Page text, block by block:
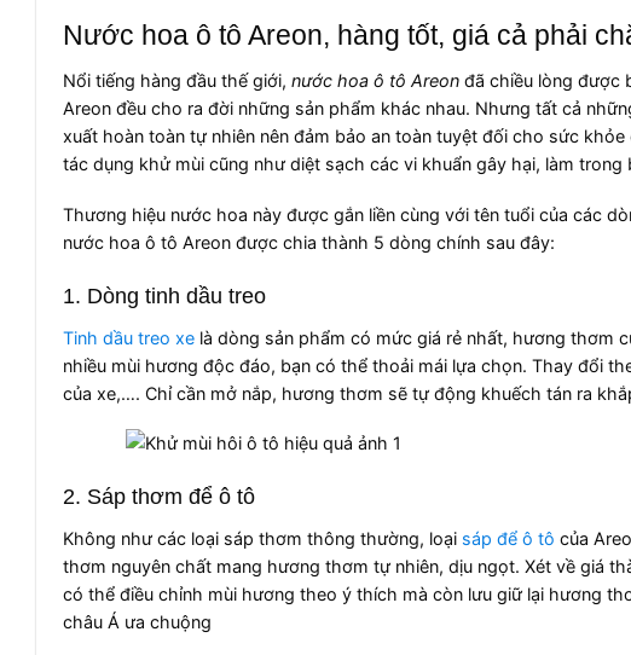
Nước hoa ô tô Areon, hàng tốt, giá cả phải
Nổi tiếng hàng đầu thế giới, nước hoa ô tô Areonđã chiều lòng được
Areon đều cho ra đời những sản phẩm khác nhau. Nhưng tất cả
xuất hoàn toàn tự nhiên nên đảm bảo an toàn tuyệt đối cho sức
tác dụng khử mùi cũng như diệt sạch các vi khuẩn gây hại, làm
Thương hiệu nước hoa này được gắn liền cùng với tên tuổi của các
nước hoa ô tô Areon được chia thành 5 dòng chính sau đây:
1. Dòng tinh dầu treo
Tinh dầu treo xelà dòng sản phẩm có mức giá rẻ nhất, hương thơm
nhiều mùi hương độc đáo, bạn có thể thoải mái lựa chọn. Thay đổi
của xe,…. Chỉ cần mở nắp, hương thơm sẽ tự động khuếch tán ra
2. Sáp thơm để ô tô
Không như các loại sáp thơm thông thường, loại sáp để ô tô của
thơm nguyên chất mang hương thơm tự nhiên, dịu ngọt. Xét về giá
có thể điều chỉnh mùi hương theo ý thích mà còn lưu giữ lại hương
châu Á ưa chuộng